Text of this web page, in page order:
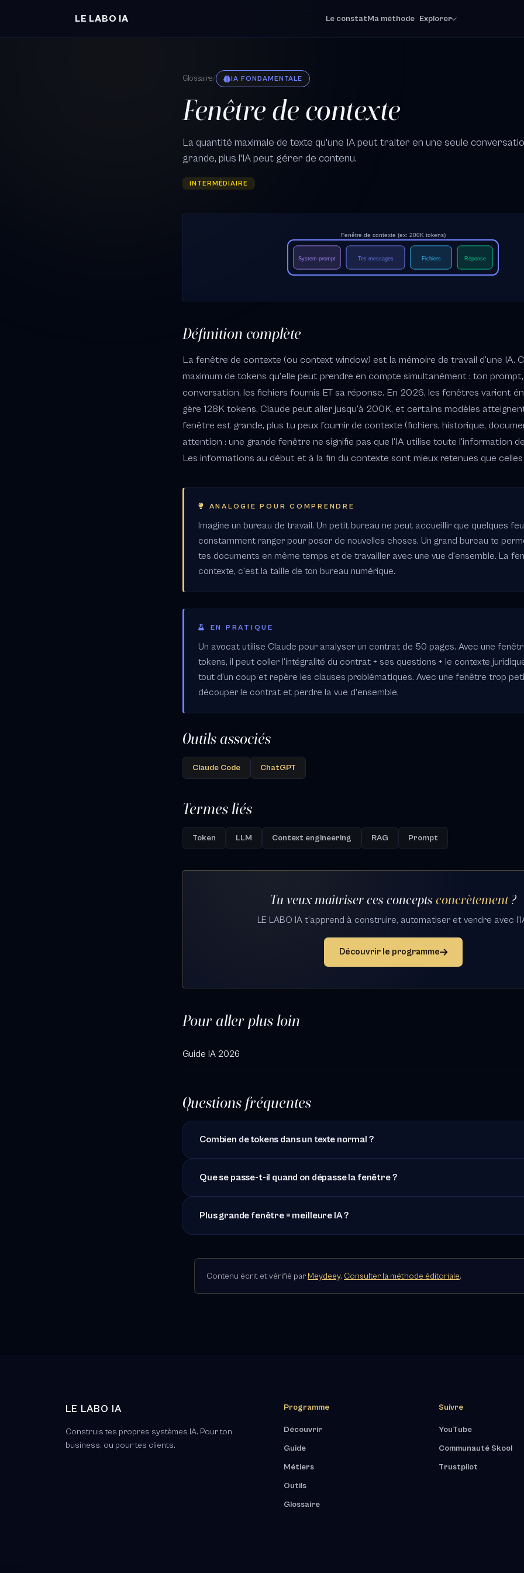
LE LABO IA
Le constatMa méthode Explorer
Glossaire/ IA FONDAMENTALE
Fenêtre de contexte
La quantité maximale de texte qu'une IA peut traiter en une seule
grande, plus l'IA peut gérer de contenu.
INTERMÉDIAIRE
Fenêtre de contexte (ex: 200K tokens)
System prompt Tes messages Fichiers Réponse
Définition complète
La fenêtre de contexte (ou context window) est la mémoire de travail d'une IA.
maximum de tokens qu'elle peut prendre en compte simultanément : ton
conversation, les fichiers fournis ET sa réponse. En 2026, les fenêtres varient
gère 128K tokens, Claude peut aller jusqu'à 200K, et certains modèles atteignent
fenêtre est grande, plus tu peux fournir de contexte (fichiers, historique,
attention : une grande fenêtre ne signifie pas que l'IA utilise toute l'information
Les informations au début et à la fin du contexte sont mieux retenues que celles
ANALOGIE POUR COMPRENDRE
Imagine un bureau de travail. Un petit bureau ne peut accueillir que quelques
constamment ranger pour poser de nouvelles choses. Un grand bureau te
tes documents en même temps et de travailler avec une vue d'ensemble. La
contexte, c'est la taille de ton bureau numérique.
EN PRATIQUE
Un avocat utilise Claude pour analyser un contrat de 50 pages. Avec une
tokens, il peut coller l'intégralité du contrat + ses questions + le contexte
tout d'un coup et repère les clauses problématiques. Avec une fenêtre trop
découper le contrat et perdre la vue d'ensemble.
Outils associés
Claude Code ChatGPT
Termes liés
Token LLM Context engineering RAG Prompt
Tu veux maîtriser ces conceptsconcrètement?
LE LABO IA t'apprend à construire, automatiser et vendre avec
Découvrir le programme
Pour aller plus loin
Guide IA 2026
Questions fréquentes
Combien de tokens dans un texte normal ?
Que se passe-t-il quand on dépasse la fenêtre ?
Plus grande fenêtre = meilleure IA ?
Contenu écrit et vérifié par Meydeey. Consulter la méthode éditoriale.
LE LABO IA
Construis tes propres systèmes IA. Pour ton
business, ou pour tes clients.
Programme
Découvrir
Guide
Métiers
Outils
Glossaire
Suivre
YouTube
Communauté Skool
Trustpilot